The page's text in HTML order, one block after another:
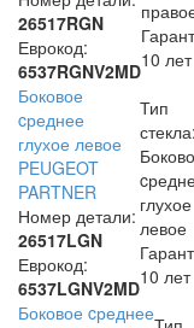
26517RGN
Еврокод:
6537RGNV2MD10 лет
Боковое
cреднее
глухое левое
PEUGEOT
PARTNER
Номер детали:
26517LGN
Еврокод:
6537LGNV2MD
Тип
стекла:
глухое
левое
10 лет
Боковое cреднее